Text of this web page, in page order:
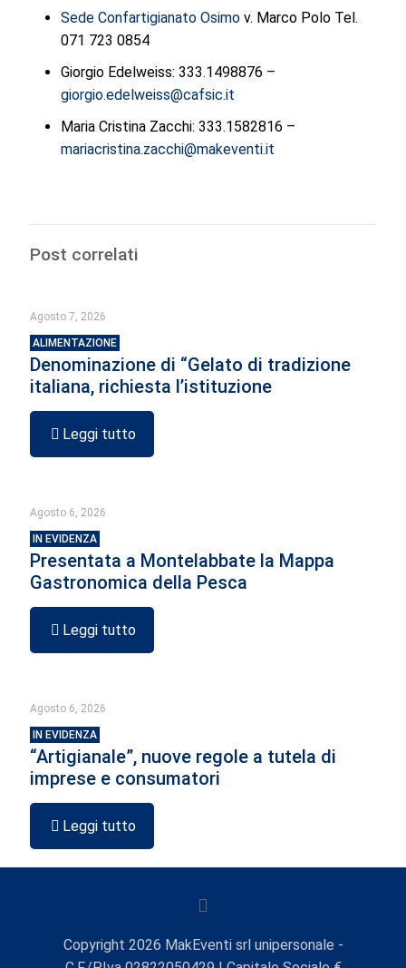
Sede Confartigianato Osimov. Marco Polo Tel.
071 723 0854
Giorgio Edelweiss: 333.1498876 –
giorgio.edelweiss@cafsic.it
Maria Cristina Zacchi: 333.1582816 –
mariacristina.zacchi@makeventi.it
Post correlati
Agosto 7, 2026
ALIMENTAZIONE
Denominazione di “Gelato di tradizione
italiana, richiesta l’istituzione
Leggi tutto
Agosto 6, 2026
IN EVIDENZA
Presentata a Montelabbate la Mappa
Gastronomica della Pesca
Leggi tutto
Agosto 6, 2026
IN EVIDENZA
“Artigianale”, nuove regole a tutela di
imprese e consumatori
Leggi tutto
Copyright 2026 MakEventi srl unipersonale -